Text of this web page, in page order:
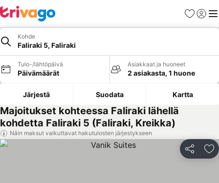
Suosikit
Kohde
Faliraki 5, Faliraki
Tulo-/lähtöpäivä
Päivämäärät
Asiakkaat ja huoneet
2 asiakasta, 1 huone
Järjestä Suodata Kartta
Majoitukset kohteessa Faliraki lähellä
kohdetta Faliraki 5 (Faliraki, Kreikka)
Näin maksut vaikuttavat hakutulosten järjestykseen
Jaa